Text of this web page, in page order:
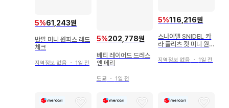
5%61,243원
반팔 미니 원피스 레드
체크
지역정보 없음 ・ 1일 전
5%202,778원
베티 레이어드 드레스
앤 메리
도쿄 ・ 1일 전
5%116,216원
스나이델 SNIDEL 카
라 플리츠 컷 미니 원
지역정보 없음 ・ 1일 전